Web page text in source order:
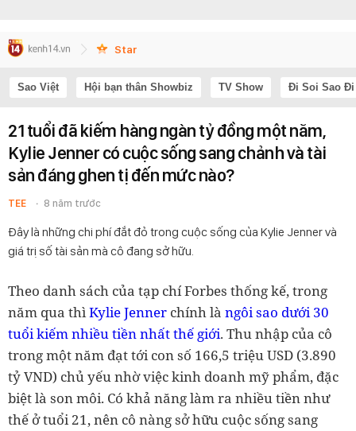
Star
Sao Việt Hội bạn thân Showbiz TV Show Đi Soi Sao Đi
21 tuổi đã kiếm hàng ngàn tỷ đồng một năm,
Kylie Jenner có cuộc sống sang chảnh và tài
sản đáng ghen tị đến mức nào?
TEE 8 năm trước
Đây là những chi phí đắt đỏ trong cuộc sống của Kylie Jenner và
giá trị số tài sản mà cô đang sở hữu.
Theo danh sách của tạp chí Forbes thống kế, trong
năm qua thìKylie Jenner chính là ngôi sao dưới 30
tuổi kiếm nhiều tiền nhất thế giới. Thu nhập của cô
trong một năm đạt tới con số 166,5 triệu USD (3.890
tỷ VND) chủ yếu nhờ việc kinh doanh mỹ phẩm, đặc
biệt là son môi. Có khả năng làm ra nhiều tiền như
thế ở tuổi 21, nên cô nàng sở hữu cuộc sống sang